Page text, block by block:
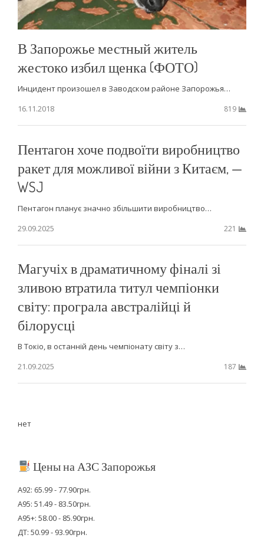
В Запорожье местный житель
жестоко избил щенка (ФОТО)
Инцидент произошел в Заводском районе Запорожья…
16.11.2018
819
Пентагон хоче подвоїти виробництво
ракет для можливої війни з Китаєм, —
WSJ
Пентагон планує значно збільшити виробництво…
29.09.2025
221
Магучіх в драматичному фіналі зі
зливою втратила титул чемпіонки
світу: програла австралійці й
білорусці
В Токіо, в останній день чемпіонату світу з…
21.09.2025
187
нет
Цены на АЗС Запорожья
А92: 65.99 - 77.90грн.
А95: 51.49 - 83.50грн.
А95+: 58.00 - 85.90грн.
ДТ: 50.99 - 93.90грн.